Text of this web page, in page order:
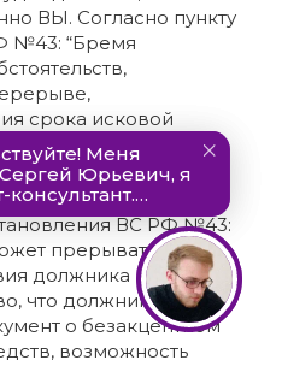
ВЫ. Согласно пункту
№43: “Бремя
срока исковой
лицо, предъявившее
ВС РФ №43:
прерываться
должника (статья 203
что должник не
о безакцептном
возможность